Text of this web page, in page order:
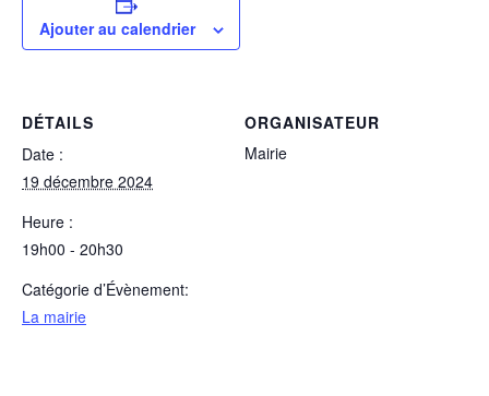
Ajouter au calendrier
DÉTAILS
Date :
19 décembre 2024
Heure :
19h00 - 20h30
Catégorie d’Évènement:
La mairie
ORGANISATEUR
Mairie